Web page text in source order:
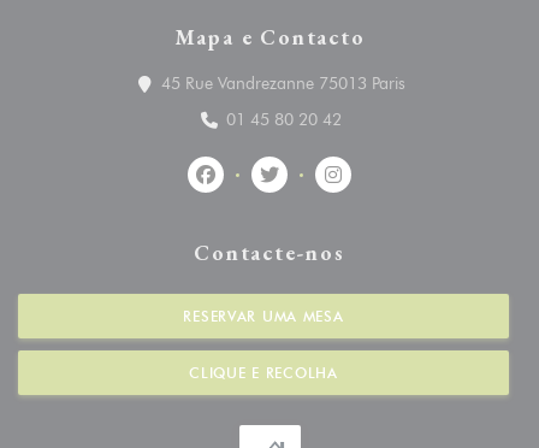
Mapa e Contacto
45 Rue Vandrezanne 75013 Paris
01 45 80 20 42
Facebook ((abre numa nova janela))
Twitter ((abre numa nova
Instagram ((abre numa
Contacte-nos
RESERVAR UMA MESA
CLIQUE E RECOLHA